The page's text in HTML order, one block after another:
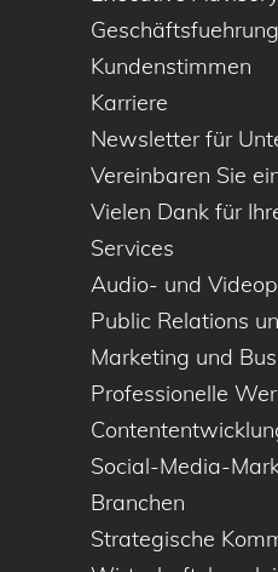
Geschäftsfuehrung
Kundenstimmen
Karriere
Newsletter für
Vereinbaren Sie
Vielen Dank für
Services
Audio- und
Public Relations
Marketing und
Professionelle
Social-Media-
Branchen
Strategische